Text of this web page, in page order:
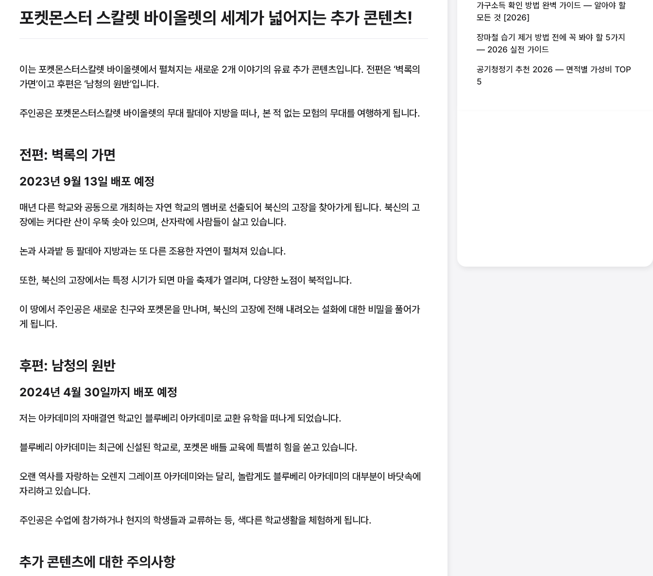
포켓몬스터 스칼렛 바이올렛의 세계가 넓어지는 추가 콘텐츠!
이는 포켓몬스터스칼렛 바이올렛에서 펼쳐지는 새로운 2개 이야기의 유료 추가 콘텐츠입니다. 전편은 ‘벽록의
가면’이고 후편은 ‘남청의 원반’입니다.
주인공은 포켓몬스터스칼렛 바이올렛의 무대 팔데아 지방을 떠나, 본 적 없는 모험의 무대를 여행하게 됩니다.
전편: 벽록의 가면
2023년 9월 13일 배포 예정
매년 다른 학교와 공동으로 개최하는 자연 학교의 멤버로 선출되어 북신의 고장을 찾아가게 됩니다. 북신의 고
장에는 커다란 산이 우뚝 솟아 있으며, 산자락에 사람들이 살고 있습니다.
논과 사과밭 등 팔데아 지방과는 또 다른 조용한 자연이 펼쳐져 있습니다.
또한, 북신의 고장에서는 특정 시기가 되면 마을 축제가 열리며, 다양한 노점이 북적입니다.
이 땅에서 주인공은 새로운 친구와 포켓몬을 만나며, 북신의 고장에 전해 내려오는 설화에 대한 비밀을 풀어가
게 됩니다.
후편: 남청의 원반
2024년 4월 30일까지 배포 예정
저는 아카데미의 자매결연 학교인 블루베리 아카데미로 교환 유학을 떠나게 되었습니다.
블루베리 아카데미는 최근에 신설된 학교로, 포켓몬 배틀 교육에 특별히 힘을 쏟고 있습니다.
오랜 역사를 자랑하는 오렌지 그레이프 아카데미와는 달리, 놀랍게도 블루베리 아카데미의 대부분이 바닷속에
자리하고 있습니다.
주인공은 수업에 참가하거나 현지의 학생들과 교류하는 등, 색다른 학교생활을 체험하게 됩니다.
추가 콘텐츠에 대한 주의사항
가구소득 확인 방법 완벽 가이드 — 알아야 할
모든 것 [2026]
장마철 습기 제거 방법 전에 꼭 봐야 할 5가지
— 2026 실전 가이드
공기청정기 추천 2026 — 면적별 가성비 TOP
5